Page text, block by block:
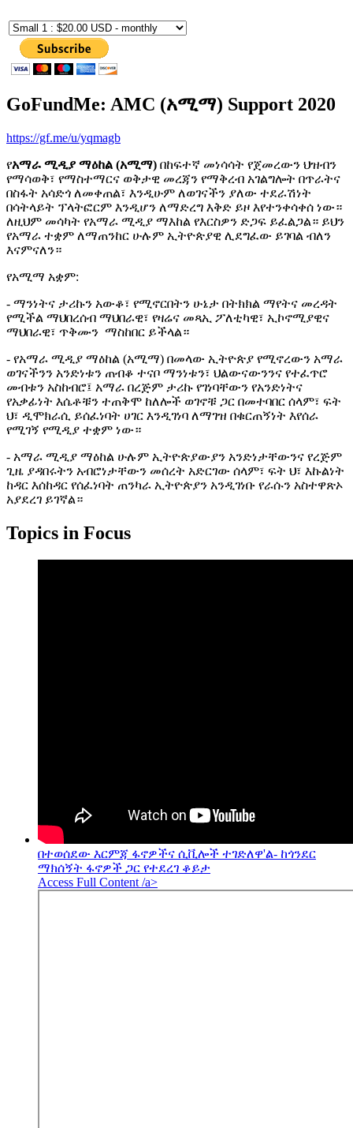
GoFundMe: AMC (አሚማ) Support 2020
https://gf.me/u/yqmagb
የአማራ ሚዲያ ማዕከል (አሚማ) በከፍተኛ መነሳሳት የጀመረውን ህዝብን
የማሳወቅ፣ የማስተማርና ወቅታዊ መረጃን የማቅረብ አገልግሎት በጥራትና
በስፋት አሳድጎ ለመቀጠል፣ እንዲሁም ለወገናችን ያለው ተደራሽነት
በሳትላይት ፕላትፎርም እንዲሆን ለማድረግ እቅድ ይዞ እየተንቀሳቀሰ ነው።
ለዚህም መሳካት የአማራ ሚዲያ ማእከል የእርስዎን ድጋፍ ይፈልጋል። ይህን
የአማራ ተቋም ለማጠንከር ሁሉም ኢትዮጵያዊ ሊደግፈው ይገባል ብለን
እናምናለን።
የአሚማ አቋም:
- ማንነትና ታሪኩን አውቆ፣ የሚኖርበትን ሁኔታ በትክክል ማየትና መረዳት
የሚችል ማህበረሰብ ማህበራዊ፣ የዛሬና መጻኢ ፖለቲካዊ፣ ኢኮኖሚያዊና
ማህበራዊ፣ ጥቅሙን ማስከበር ይችላል።
- የአማራ ሚዲያ ማዕከል (አሚማ) በመላው ኢትዮጵያ የሚኖረውን አማራ
ወገናችንን አንድነቱን ጠብቆ ተናቦ ማንነቱን፣ ህልውናውንንና የተፈጥሮ
መብቱን አስከብሮ፤ አማራ በረጅም ታሪኩ የገነባቸውን የአንድነትና
የአቃፊነት እሴቶቹን ተጠቅሞ ከለሎች ወገኖቹ ጋር በመተባበር ሰላም፣ ፍት
ህ፣ ዲሞክራሲ ይሰፈነባት ሀገር እንዲገነባ ለማገዝ በቁርጠኝነት እየሰራ
የሚገኝ የሚዲያ ተቋም ነው።
- አማራ ሚዲያ ማዕከል ሁሉም ኢትዮጵያውያን አንድነታቸውንና የረጅም
ጊዜ ያዳበሩትን አብሮነታቸውን መሰረት አድርገው ሰላም፣ ፍት ህ፣ እኩልነት
ከዳር እሰከዳር የሰፈነባት ጠንካራ ኢትዮጵያን አንዲገነቡ የራሱን አስተዋጽኦ
አያደረገ ይገኛል።
Topics in Focus
በተወሰደው እርምጃ ፋኖዎችና ሲቪሎች ተገድለዋ'ል- ከጎንደር
ማክሰኝት ፋኖዎች ጋር የተደረገ ቆይታ
Access Full Content /a>